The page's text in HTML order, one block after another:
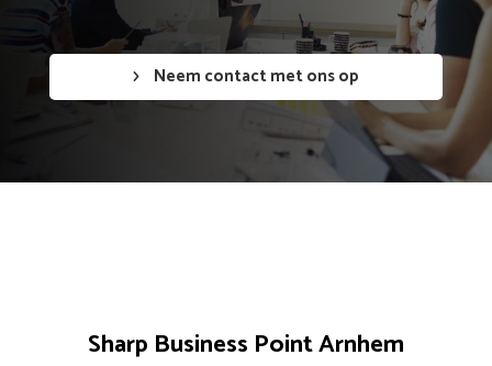
Neem contact met ons op
Sharp Business Point Arnhem